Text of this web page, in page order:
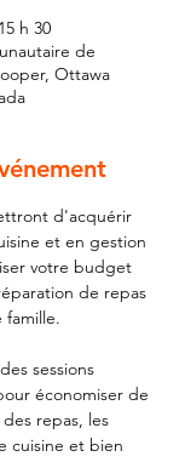
h 30
de
Ottawa
d'acquérir
et en gestion
votre budget
de repas
famille.
sessions
économiser de
repas, les
cuisine et bien